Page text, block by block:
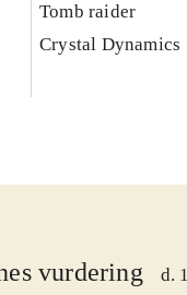
Tomb raider
Crystal Dynamics
vurdering d.